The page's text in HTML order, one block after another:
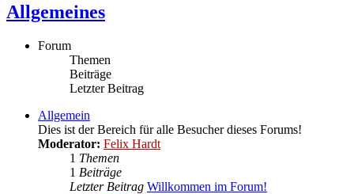
Allgemeines
Forum
Themen
Beiträge
Letzter Beitrag
Allgemein
Dies ist der Bereich für alle Besucher dieses Forums!
Moderator: Felix Hardt
1 Themen
1 Beiträge
Letzter Beitrag Willkommen im Forum!